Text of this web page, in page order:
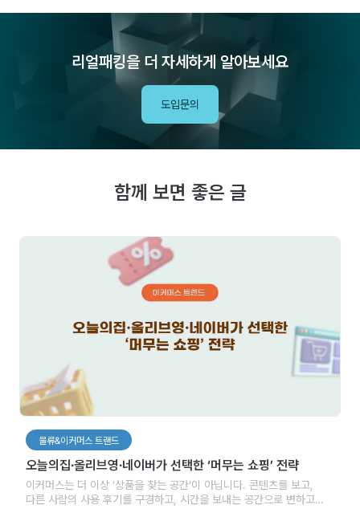
리얼패킹을 더 자세하게 알아보세요
도입문의
함께 보면 좋은 글
물류&이커머스 트랜드
오늘의집∙올리브영∙네이버가 선택한 ‘머무는 쇼핑’ 전략
이커머스는 더 이상 ‘상품을 찾는 공간’이 아닙니다. 콘텐츠를 보고,
다른 사람의 사용 후기를 구경하고, 시간을 보내는 공간으로 변하고